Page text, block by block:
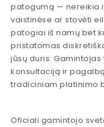
patogumą — nereikia
vaistinėse ar stovėti
patogiai iš namų bet
pristatomas
jūsų duris.
konsultaciją ir
tradiciniam platinimo
Oficiali gamintojo